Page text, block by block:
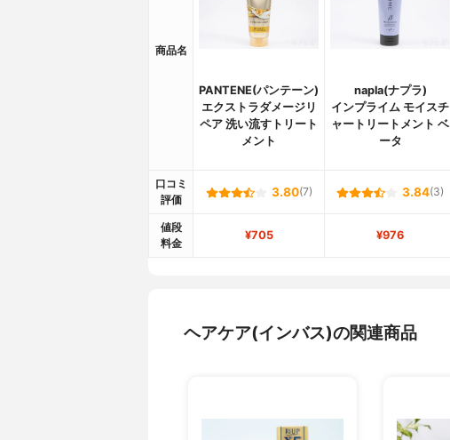
商品名
PANTENE(パンテーン)
エクストラダメージリ
ペア 洗い流すトリート
メント
napla(ナプラ)
インプライム モイスチ
ャートリートメント ベ
ータ
口コミ
評価
3.80(7) 3.84(3)
値段
料金
¥705 ¥976
ヘアケア(インバス)の関連商品